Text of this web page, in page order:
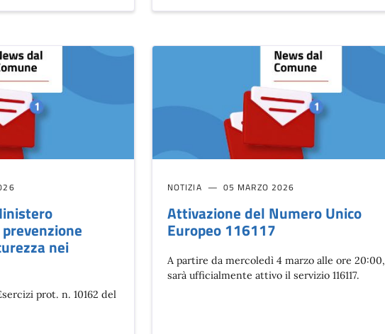
nei
prot. n. 10162 del
NOTIZIA 05 MARZO 2026
Attivazione del Numero Unico
Europeo 116117
A partire da mercoledì 4 marzo alle ore 20:00,
sarà ufficialmente attivo il servizio 116117.